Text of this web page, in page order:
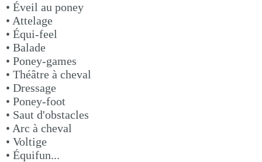
• Éveil au poney
• Attelage
• Équi-feel
• Balade
• Poney-games
• Théâtre à cheval
• Dressage
• Poney-foot
• Saut d'obstacles
• Arc à cheval
• Voltige
• Équifun...